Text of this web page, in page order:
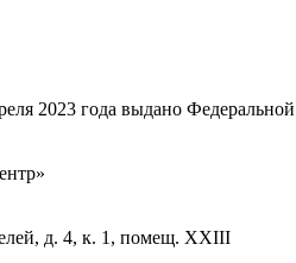
2023 года выдано
д. 4, к. 1, помещ. XXIII